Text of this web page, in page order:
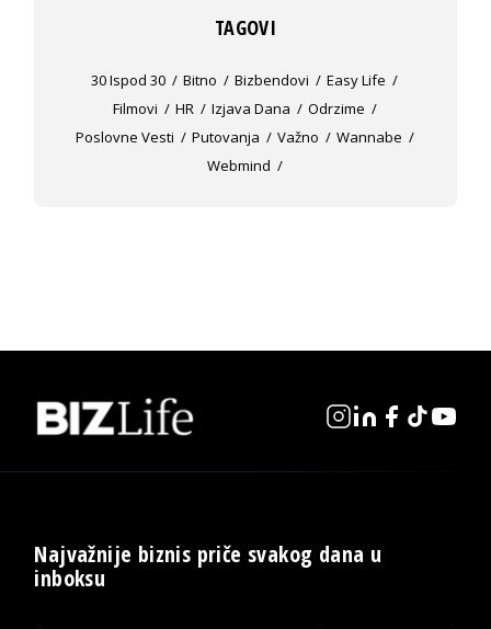
TAGOVI
30 Ispod 30 Bitno Bizbendovi
Easy Life
Filmovi
HR Izjava Dana
Odrzime
Poslovne Vesti
Putovanja Važno
Wannabe
Webmind
Najvažnije biznis priče svakog dana u
inboksu